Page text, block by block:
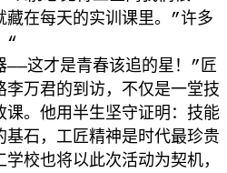
藏在每天的实训课里。”许多
“
——这才是青春该追的星！”匠
李万君的到访，不仅是一堂技
课。他用半生坚守证明：技能
基石，工匠精神是时代最珍贵
校也将以此次活动为契机，